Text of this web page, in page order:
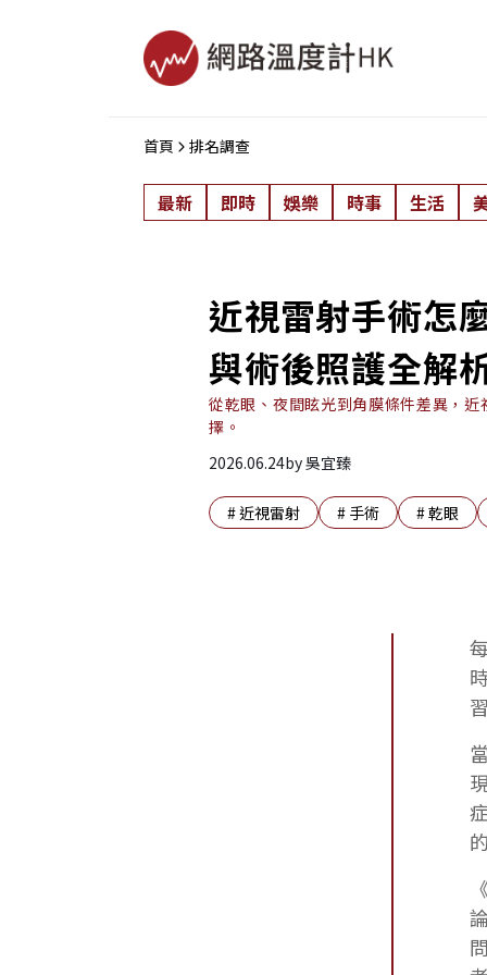
首頁 排名調查
最新 即時 娛樂 時事 生活
近視雷射手術怎
與術後照護全解
從乾眼、夜間眩光到角膜條件差異，
擇。
2026.06.24by吳宜臻
#近視雷射 # 手術 #乾眼